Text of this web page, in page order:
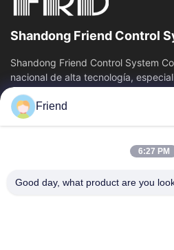
Shandong Friend Control
Shandong Friend Control System
nacional de alta tecnología,
instrumentación, fabricación y...
Vínculos Rápidos
Visita A La Fábrica
Friend
6:27 PM
Good day, what product are you